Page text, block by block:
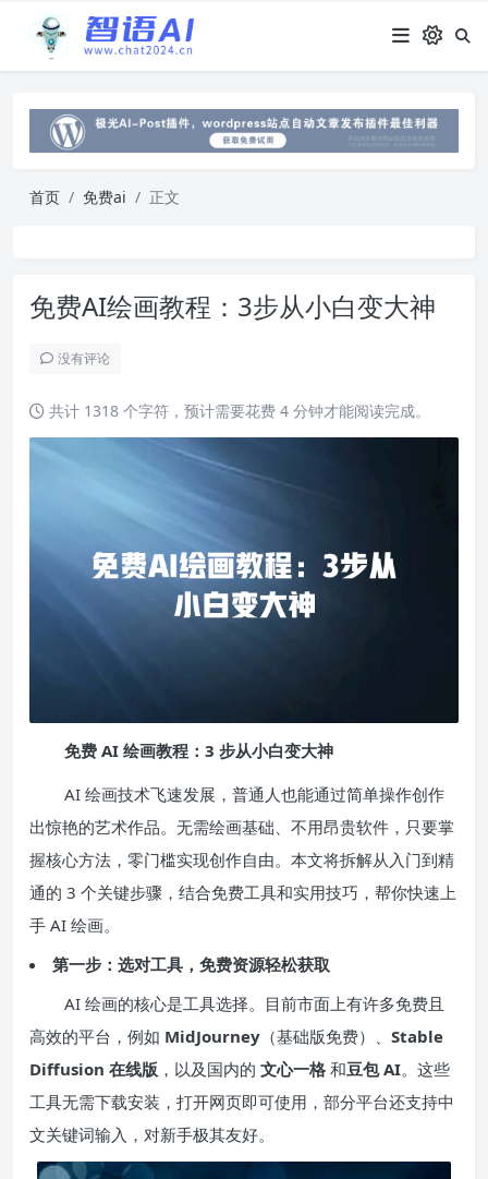
首页 免费ai 正文
免费AI绘画教程：3步从小白变大神
没有评论
共计 1318 个字符，预计需要花费 4 分钟才能阅读完成。
免费 AI 绘画教程：3 步从小白变大神
AI 绘画技术飞速发展，普通人也能通过简单操作创作
出惊艳的艺术作品。无需绘画基础、不用昂贵软件，只要掌
握核心方法，零门槛实现创作自由。本文将拆解从入门到精
通的 3 个关键步骤，结合免费工具和实用技巧，帮你快速上
手 AI 绘画。
第一步：选对工具，免费资源轻松获取
AI 绘画的核心是工具选择。目前市面上有许多免费且
高效的平台，例如 MidJourney （基础版免费）、 Stable
Diffusion 在线版 ，以及国内的 文心一格 和豆包 AI。这些
工具无需下载安装，打开网页即可使用，部分平台还支持中
文关键词输入，对新手极其友好。